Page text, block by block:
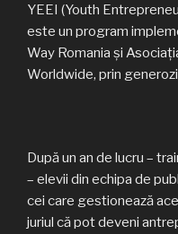
YEEI (Youth
este un program
Way Romania și
Worldwide, prin
După un an de lucru –
– elevii din echipa de
cei care gestionează
juriul că pot deveni